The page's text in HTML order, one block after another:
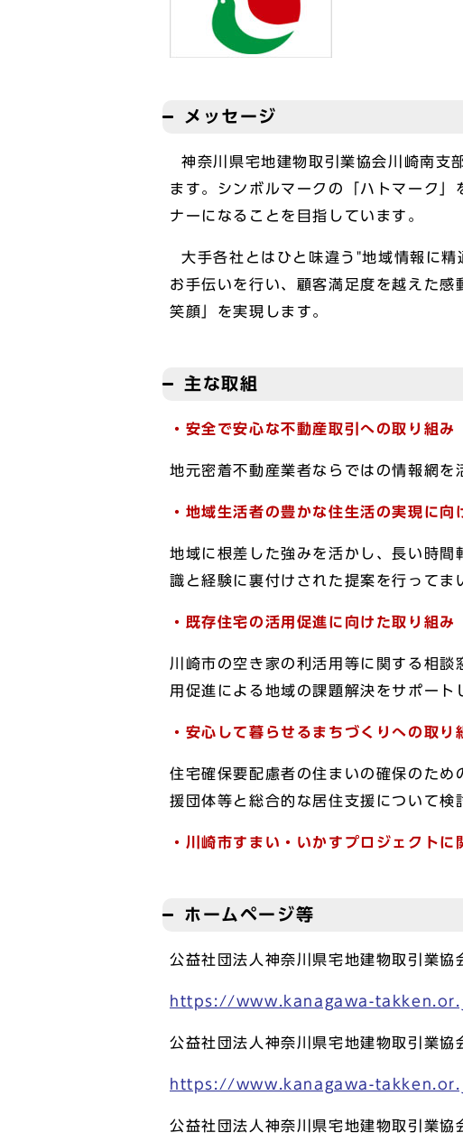
メッセージ
神奈川県宅地建物取引業協会川崎南支
ます。シンボルマークの「ハトマーク
ナーになることを目指しています。
大手各社とはひと味違う"地域情報に精
お手伝いを行い、顧客満足度を越えた
笑顔」を実現します。
主な取組
・安全で安心な不動産取引への取り組み
地元密着不動産業者ならではの情報網を
・地域生活者の豊かな住生活の実現に向
地域に根差した強みを活かし、長い時
識と経験に裏付けされた提案を行って
・既存住宅の活用促進に向けた取り組み
川崎市の空き家の利活用等に関する相
用促進による地域の課題解決をサポー
・安心して暮らせるまちづくりへの取り
住宅確保要配慮者の住まいの確保のた
援団体等と総合的な居住支援について検
・川崎市すまい・いかすプロジェクト
ホームページ等
公益社団法人神奈川県宅地建物取引業
https://www.kanagawa-
公益社団法人神奈川県宅地建物取引業
https://www.kanagawa-
公益社団法人神奈川県宅地建物取引業